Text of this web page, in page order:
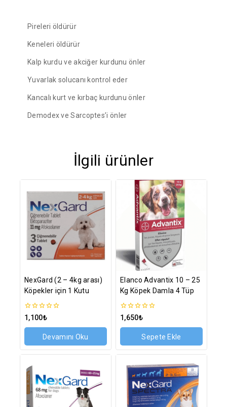
Pireleri öldürür
Keneleri öldürür
Kalp kurdu ve akciğer kurdunu önler
Yuvarlak solucanı kontrol eder
Kancalı kurt ve kırbaç kurdunu önler
Demodex ve Sarcoptes’i önler
İlgili ürünler
NexGard (2 – 4kg arası)
Köpekler için 1 Kutu
0
üzerinden
1,100₺
Devamını Oku
Elanco Advantix 10 – 25
Kg Köpek Damla 4 Tüp
0
üzerinden
1,650₺
Sepete Ekle